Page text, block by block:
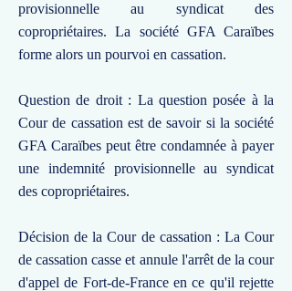
provisionnelle au syndicat des
copropriétaires. La société GFA Caraïbes
forme alors un pourvoi en cassation.
Question de droit : La question posée à la
Cour de cassation est de savoir si la société
GFA Caraïbes peut être condamnée à payer
une indemnité provisionnelle au syndicat
des copropriétaires.
Décision de la Cour de cassation : La Cour
de cassation casse et annule l'arrêt de la cour
d'appel de Fort-de-France en ce qu'il rejette